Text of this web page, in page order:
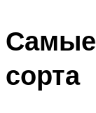
сорта